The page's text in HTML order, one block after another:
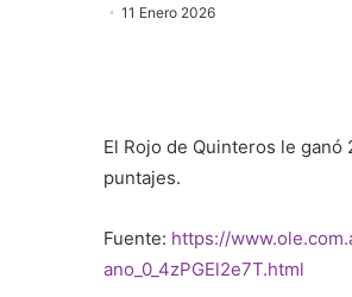
11 Enero 2026
El Rojo de Quinteros le ganó
puntajes.
Fuente: https://
ano_0_4zPGEl2e7T.html